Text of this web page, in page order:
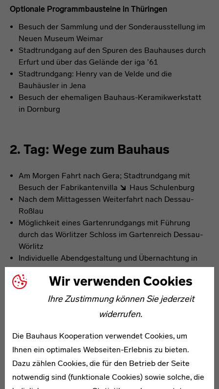
Wir verwenden Cookies
Ihre Zustimmung können Sie jederzeit
widerrufen.
Die Bauhaus Kooperation verwendet Cookies, um
Ihnen ein optimales Webseiten-Erlebnis zu bieten.
Dazu zählen Cookies, die für den Betrieb der Seite
notwendig sind (funktionale Cookies) sowie solche, die
Optionale Programmbausteine in Thüringen
Besuch der Sammlung und der Sonderausstellung im
Neuen Museum Weimar
Stadtrundgang auf den Spuren des Bauhauses durch
Erfurt und über das Gelände der iga ’61
Stadtrundgang: Henry van de Velde und die
Bauhäusler in Jena
Besuch der ehemaligen Bauhaus-Keramikwerkstatt
in Dornburg
2. Tag: Wege zum Bauhaus
Am Morgen Fahrt nach Gera; Stadtrundgang mit
Besuch der Fabrikantenvilla
Haus Schulenburg
Nach dem Mittagessen Weiterfahrt nach Dessau-
Roßlau
Möglichkeit eines Gartenrundgangs mit Führung
durch das Wörlitzer Schloss im Gartenreich Dessau-
Wörlitz
Individuelle Abendgestaltung und Übernachtung in
Dessau-Roßlau
Optionale Programmbausteine in Sachsen-Anhalt
Rundgang durch Halle (Saale) auf den Spuren von
Lyonel Feininger mit Besuch des Kunstmuseum
„Aufbruch in die Moderne“ bei einer Stadtrundfahrt
durch Magdeburg vorbei an der
Stadthalle Magdeburg